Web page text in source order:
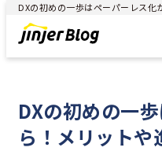
DXの初めの一
ら！メリットや